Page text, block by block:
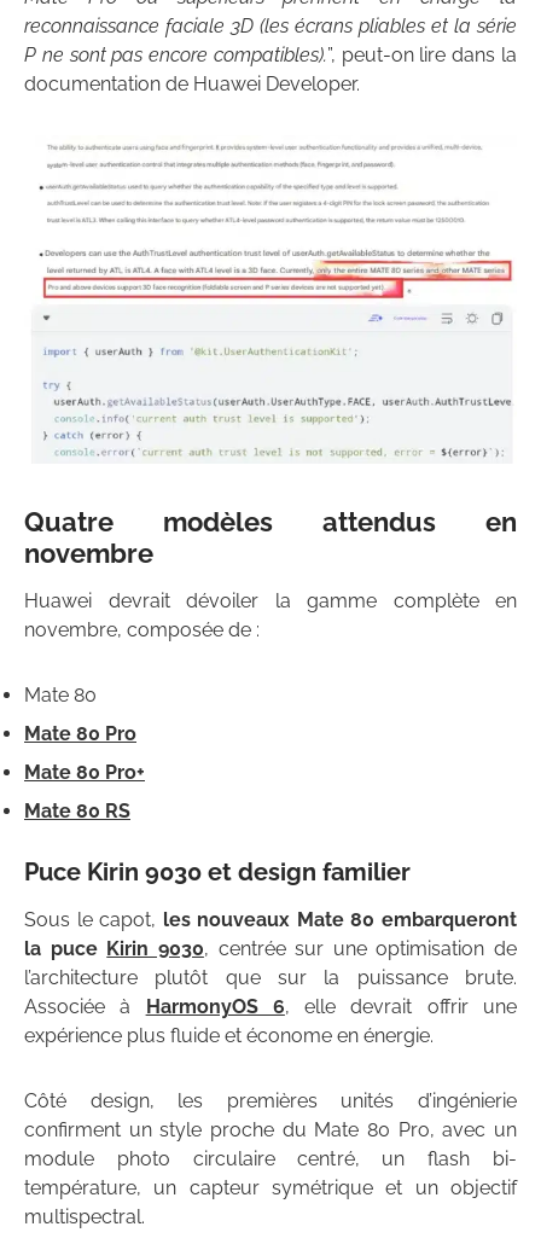
reconnaissance faciale 3D (les écrans pliables et la série
P ne sont pas encore compatibles).”, peut-on lire dans la
documentation de Huawei Developer.
Quatre modèles attendus en
novembre
Huawei devrait dévoiler la gamme complète en
novembre, composée de :
Mate 80
Mate 80 Pro
Mate 80 Pro+
Mate 80 RS
Puce Kirin 9030 et design familier
Sous le capot, les nouveaux Mate 80 embarqueront
la puce Kirin 9030, centrée sur une optimisation de
l’architecture plutôt que sur la puissance brute.
Associée à HarmonyOS 6, elle devrait offrir une
expérience plus fluide et économe en énergie.
Côté design, les premières unités d’ingénierie
confirment un style proche du Mate 80 Pro, avec un
module photo circulaire centré, un flash bi-
température, un capteur symétrique et un objectif
multispectral.